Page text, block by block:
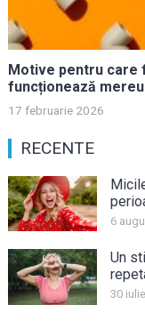
Motive pentru care
funcționează mereu
17 februarie 2026
RECENTE
6
Un
30